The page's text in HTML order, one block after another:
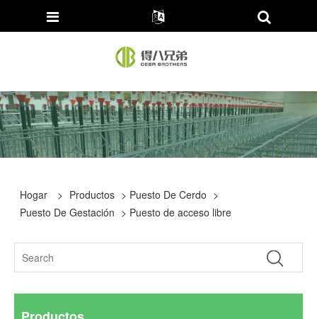
Hogar > Productos > Puesto De Cerdo >
Puesto De Gestación > Puesto de acceso libre